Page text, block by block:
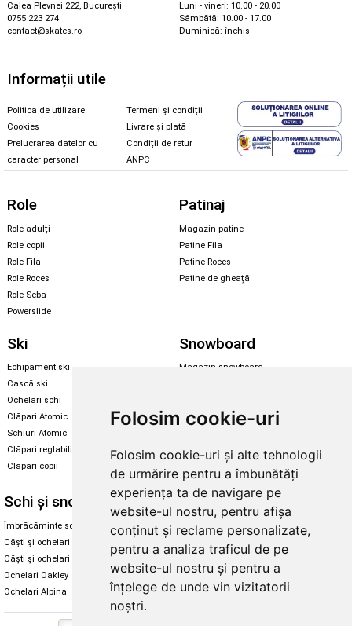
Folosim cookie-uri
Folosim cookie-uri și alte tehnologii
de urmărire pentru a îmbunătăți
experiența ta de navigare pe
website-ul nostru, pentru afișa
conținut și reclame personalizate,
pentru a analiza traficul de pe
website-ul nostru și pentru a
înțelege de unde vin vizitatorii
noștri.
Calea Plevnei 222, București
0755 223 274
contact@skates.ro
Luni - vineri: 10.00 - 20.00
Sâmbătă: 10.00 - 17.00
Duminică: închis
Informații utile
Politica de utilizare
Cookies
Prelucrarea datelor cu
caracter personal
Termeni și condiții
Livrare și plată
Condiții de retur
ANPC
Role
Role adulți
Role copii
Role Fila
Role Roces
Role Seba
Powerslide
Patinaj
Magazin patine
Patine Fila
Patine Roces
Patine de gheață
Ski
Echipament ski
Cască ski
Ochelari schi
Clăpari Atomic
Schiuri Atomic
Clăpari reglabili
Clăpari copii
Snowboard
Magazin snowboard
Santa Cruz
Enuff Skateboards
Schi și snowboard
Îmbrăcăminte schi și snowboard
Căști și ochelari de iarnă
Căști și ochelari Alpina
Ochelari Oakley
Ochelari Alpina
Diverse
Cum aleg rolele
Cum aleg ochelarii
Ochelari de soare Oakley
Ochelari de soare Alpina
Intretinere manusi